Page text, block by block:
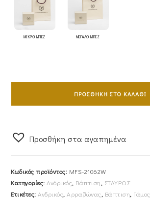
ΜΙΚΡΟ ΜΠΕΖ ΜΕΓΑΛΟ ΜΠΕΖ
Με
Λευκόχρυσος
Λεπτομέρεια
ΠΡΟΣΘΉΚΗ ΣΤΟ ΚΑΛΆΘΙ
Προσθήκη στα αγαπημένα
Κωδικός προϊόντος: MFS-21062W
Κατηγορίες: Ανδρικός, Βάπτιση, ΣΤΑΥΡΟΣ
Ετικέτες: Ανδρικός, Αρραβώνας, Βάπτιση, Γάμος